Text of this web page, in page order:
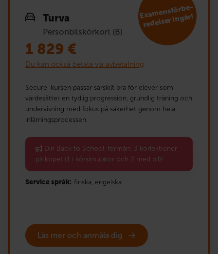
Turva
Personbilskörkort (B)
E
xa
mensförbe­
redelser ingår!
1 829 €
Du kan också betala via avbetalning
Secure-kursen passar särskilt bra för elever som
värdesätter en tydlig progression, grundlig träning och
undervisning med fokus på säkerhet genom hela
inlärningsprocessen.
Din Back to School-förmån: 3 körlektioner
på köpet (1 i körsimulator och 2 med bil)!
Service språk: finska, engelska
Läs mer och anmäla dig